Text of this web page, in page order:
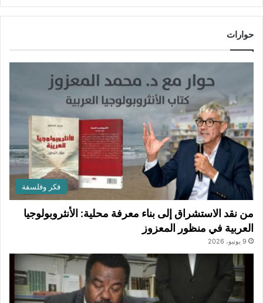
حوارات
فكر وفلسفة
من نقد الاستشراق إلى بناء معرفة محلية: الأنثروبولوجيا
العربية في منظور المعزوز
9 يونيو، 2026